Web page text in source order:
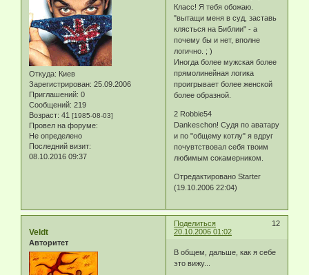
Откуда: Киев
Зарегистрирован: 25.09.2006
Приглашений: 0
Сообщений: 219
Возраст: 41 [1985-08-03]
Провел на форуме:
Не определено
Последний визит:
08.10.2016 09:37
Класс! Я тебя обожаю.
"вытащи меня в суд, заставь
клясться на Библии" - а
почему бы и нет, вполне
логично. ; )
Иногда более мужская более
прямолинейная логика
проигрывает более женской
более образной.
2 Robbie54
Dankeschon! Судя по аватару
и по "общему котлу" я вдруг
почувтствовал себя твоим
любимым сокамерником.
Отредактировано Starter
(19.10.2006 22:04)
Поделиться
12
20.10.2006 01:02
Veldt
Авторитет
В общем, дальше, как я себе
это вижу...